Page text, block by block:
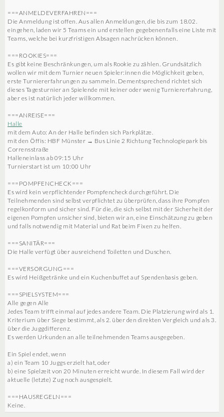
===ANMELDEVERFAHREN===
Die Anmeldung ist offen. Aus allen Anmeldungen, die bis zum 18.02.
eingehen, laden wir 5 Teams ein und erstellen gegebenenfalls eine Liste mit
Teams, welche bei kurzfristigen Absagen nachrücken können.
===ROOKIES===
Es gibt keine Beschränkungen, um als Rookie zu zählen. Grundsätzlich
wollen wir mit dem Turnier neuen Spieler:innen die Möglichkeit geben,
erste Turniererfahrungen zu sammeln. Dementsprechend richtet sich
dieses Tagesturnier an Spielende mit keiner oder wenig Turniererfahrung,
aber es ist natürlich jeder willkommen.
===ANREISE===
Halle
mit dem Auto: An der Halle befinden sich Parkplätze.
mit den Öffis: HBF Münster → Bus Linie 2 Richtung Technologiepark bis
Corrensstraße
Halleneinlass ab 09:15 Uhr
Turnierstart ist um 10:00 Uhr
===POMPFENCHECK===
Es wird kein verpflichtender Pompfencheck durchgeführt. Die
Teilnehmenden sind selbst verpflichtet zu überprüfen, dass ihre Pompfen
regelkonform und sicher sind. Für die, die sich selbst mit der Sicherheit der
eigenen Pompfen unsicher sind, bieten wir an, eine Einschätzung zu geben
und falls notwendig mit Material und Rat beim Fixen zu helfen.
===SANITÄR===
Die Halle verfügt über ausreichend Toiletten und Duschen.
===VERSORGUNG===
Es wird Heißgetränke und ein Kuchenbuffet auf Spendenbasis geben.
===SPIELSYSTEM===
Alle gegen Alle
Jedes Team trifft einmal auf jedes andere Team. Die Platzierung wird als 1.
Kriterium über Siege bestimmt, als 2. über den direkten Vergleich und als 3.
über die Juggdifferenz.
Es werden Urkunden an alle teilnehmenden Teams ausgegeben.
Ein Spiel endet, wenn
a) ein Team 10 Juggs erzielt hat, oder
b) eine Spielzeit von 20 Minuten erreicht wurde. In diesem Fall wird der
aktuelle (letzte) Zug noch ausgespielt.
===HAUSREGELN===
Keine.